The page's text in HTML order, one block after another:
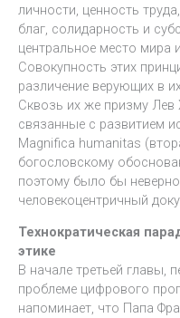
личности, ценность
благ, солидарность и
центральное место мира
Совокупность этих
различение верующих в
Сквозь их же призму
связанные с развитием
Magnifica humanitas
богословскому
поэтому было бы
человекоцентричный
Технократическая
этике
В начале третьей главы,
проблеме цифрового
напоминает, что Папа